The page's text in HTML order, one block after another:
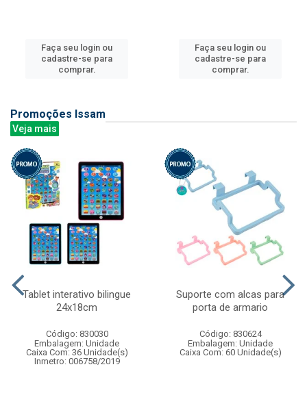
Faça seu login ou
cadastre-se para
comprar.
Faça seu login ou
cadastre-se para
comprar.
Promoções Issam
Veja mais
Tablet interativo bilingue
24x18cm
Código: 830030
Embalagem: Unidade
Caixa Com: 36 Unidade(s)
Inmetro: 006758/2019
Suporte com alcas para
porta de armario
Código: 830624
Embalagem: Unidade
Caixa Com: 60 Unidade(s)